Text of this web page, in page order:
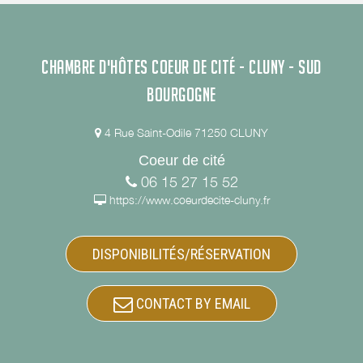
CHAMBRE D'HÔTES COEUR DE CITÉ - CLUNY - SUD
BOURGOGNE
4 Rue Saint-Odile 71250 CLUNY
Coeur de cité
06 15 27 15 52
https://www.coeurdecite-cluny.fr
DISPONIBILITÉS/RÉSERVATION
CONTACT BY EMAIL